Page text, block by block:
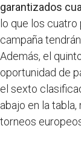
garantizados
lo que los
campaña
Además, el
oportunidad de
el sexto
abajo en la
torneos